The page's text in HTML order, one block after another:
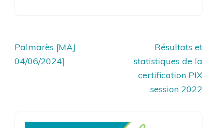
Navigation
de
Palmarès [MAJ
04/06/2024]
Résultats et
statistiques de la
certification PIX
session 2022